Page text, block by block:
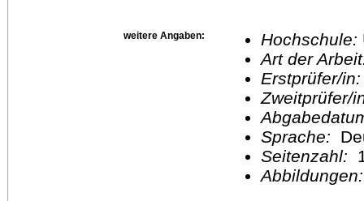
weitere Angaben: Hochschule:
Art der
Erstprüfer/
Sprache:
Seitenzahl: